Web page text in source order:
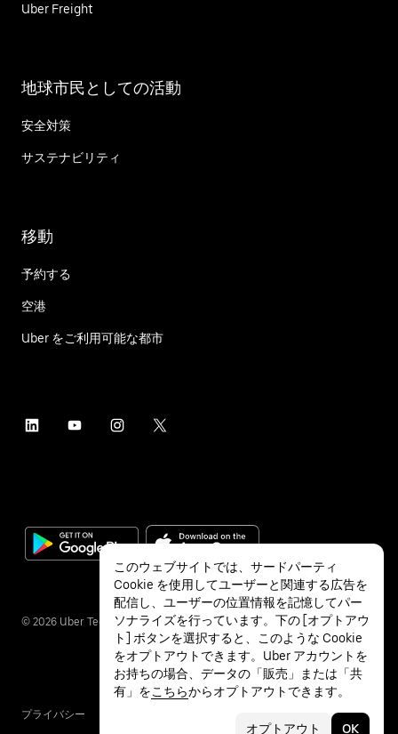
Uber Freight
地球市民としての活動
安全対策
サステナビリティ
移動
予約する
空港
Uber をご利用可能な都市
© 2026 Uber Technologies Inc.
プライバシー
このウェブサイトでは、サードパーティ
Cookie を使用してユーザーと関連する広告を
配信し、ユーザーの位置情報を記憶してパー
ソナライズを行っています。下の [オプトアウ
ト] ボタンを選択すると、このような Cookie
をオプトアウトできます。Uber アカウントを
お持ちの場合、データの「販売」または「共
有」をこちらからオプトアウトできます。
オプトアウト OK